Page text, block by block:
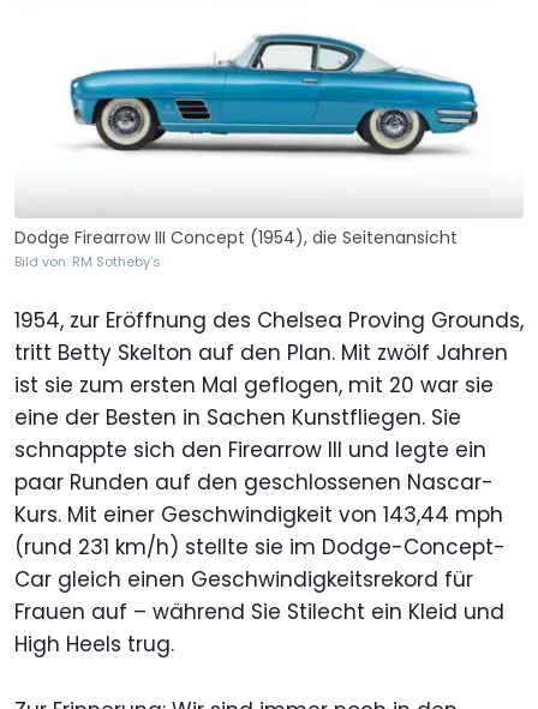
Dodge Firearrow III Concept (1954), die Seitenansicht
Bild von: RM Sotheby's
1954, zur Eröffnung des Chelsea Proving Grounds,
tritt Betty Skelton auf den Plan. Mit zwölf Jahren
ist sie zum ersten Mal geflogen, mit 20 war sie
eine der Besten in Sachen Kunstfliegen. Sie
schnappte sich den Firearrow III und legte ein
paar Runden auf den geschlossenen Nascar-
Kurs. Mit einer Geschwindigkeit von 143,44 mph
(rund 231 km/h) stellte sie im Dodge-Concept-
Car gleich einen Geschwindigkeitsrekord für
Frauen auf – während Sie Stilecht ein Kleid und
High Heels trug.